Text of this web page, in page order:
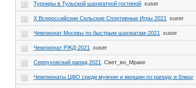
Турниры в Тульской шахматной гостиной xuser
X Всероссийские Сельские Спортивные Игры 2021 xuser
Чемпионат Москвы по быстрым шахматам-2021 xuser
Чемпионат РЖД-2021 xuser
Серпуховский рапид 2021 Свет_во_Мраке
Чемпионаты ЦФО среди мужчин и женщин по рапиду и блицу